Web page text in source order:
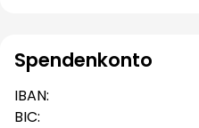
Spendenkonto
IBAN:
BIC: